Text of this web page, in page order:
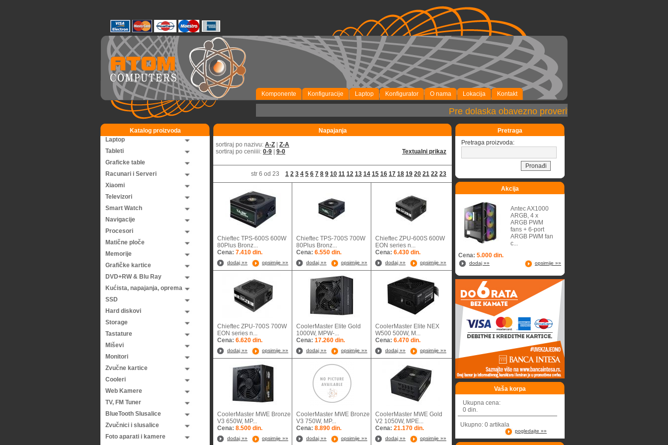
Komponente Konfiguracije Laptop Konfigurator O nama Lokacija Kontakt
Pre dolaska obavezno proveriti dostupnost robe!
Katalog proizvoda
Laptop
Tableti
Graficke table
Racunari i Serveri
Xiaomi
Televizori
Smart Watch
Navigacije
Procesori
Matične ploče
Memorije
Grafičke kartice
DVD+RW & Blu Ray
Kućista, napajanja, oprema
SSD
Hard diskovi
Storage
Tastature
Miševi
Monitori
Zvučne kartice
Cooleri
Web Kamere
TV, FM Tuner
BlueTooth Slusalice
Zvučnici i slusalice
Foto aparati i kamere
Napajanja
sortiraj po nazivu: A-Z
Z-A
sortiraj po ceniiii: 0-9 9-0 Textualni prikaz
str 6 od 23 1 2 3 4 5 6 7 8 9 10 11 12 13 14 15 16 17 18 19 20 21 22 23
Chieftec TPS-600S 600W
80Plus Bronz...
Cena: 7.410 din.
dodaj »» opsirnije »»
Chieftec TPS-700S 700W
80Plus Bronz...
Cena: 6.550 din.
dodaj »» opsirnije »»
Chieftec ZPU-600S 600W
EON series n...
Cena: 6.430 din.
dodaj »» opsirnije »»
Chieftec ZPU-700S 700W
EON series n...
Cena: 6.620 din.
dodaj »» opsirnije »»
CoolerMaster Elite Gold
1000W, MPW-...
Cena: 17.260 din.
dodaj »» opsirnije »»
CoolerMaster Elite NEX
W500 500W, M...
Cena: 6.470 din.
dodaj »» opsirnije »»
CoolerMaster MWE Bronze
V3 650W, MP...
Cena: 8.500 din.
dodaj »» opsirnije »»
CoolerMaster MWE Bronze
V3 750W, MP...
Cena: 8.890 din.
dodaj »» opsirnije »»
CoolerMaster MWE Gold
V2 1050W, MPE...
Cena: 21.170 din.
dodaj »» opsirnije »»
Pretraga
Pretraga proizvoda:
Akcija
Antec AX1000
ARGB, 4 x
ARGB PWM
fans + 6-port
ARGB PWM fan
c...
Cena: 5.000 din.
dodaj »» opsirnije »»
Vaša korpa
Ukupna cena:
0 din.
Ukupno: 0 artikala
pogledajte »»